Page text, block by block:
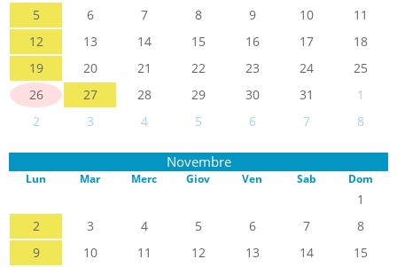
5 6 7 8 9 10
11
12
13 14 15 16 17
18
19
20 21 22 23 24
25
26
27 28 29 30 31
1
2
3 4 5 6 7 8
Novembre
Lun Mar Merc Giov Ven Sab Dom
1
2
3 4 5 6 7
8
9
10 11 12 13 14
15